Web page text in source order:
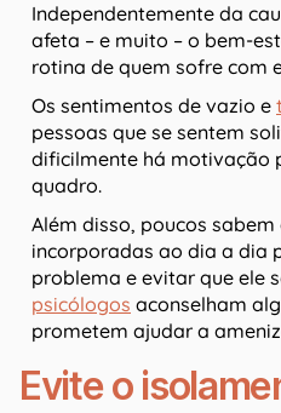
Independentemente da
afeta – e muito – o bem-
rotina de quem sofre com
Os sentimentos de vazio e
pessoas que se sentem
dificilmente há motivação
quadro.
Além disso, poucos
incorporadas ao dia a dia
problema e evitar que ele
psicólogos aconselham
prometem ajudar a
Evite o